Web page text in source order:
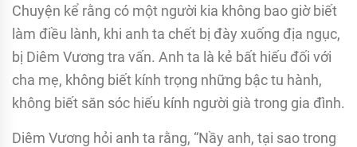
Chuyện kể rằng có một người kia không bao giờ biết
làm điều lành, khi anh ta chết bị đày xuống địa ngục,
bị Diêm Vương tra vấn. Anh ta là kẻ bất hiếu đối với
cha mẹ, không biết kính trọng những bậc tu hành,
không biết săn sóc hiếu kính người già trong gia đình.
Diêm Vương hỏi anh ta rằng, “Nầy anh, tại sao trong